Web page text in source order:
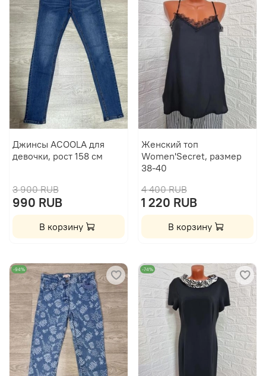
Джинсы ACOOLA для
девочки, рост 158 см
3 900 RUB
990 RUB
В корзину
Женский топ
Women'Secret, размер
38-40
4 400 RUB
1 220 RUB
В корзину
-94% -74%